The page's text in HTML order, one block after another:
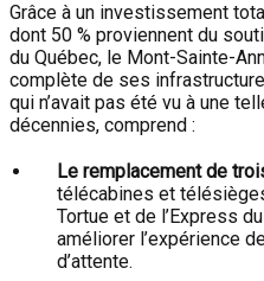
Grâce à un investissement
dont 50 % proviennent du
du Québec, le Mont-Sainte-
complète de ses
qui n’avait pas été vu à une
décennies, comprend :
Le remplacement de
télécabines et
Tortue et de l’Express
améliorer l’expérience
d’attente.